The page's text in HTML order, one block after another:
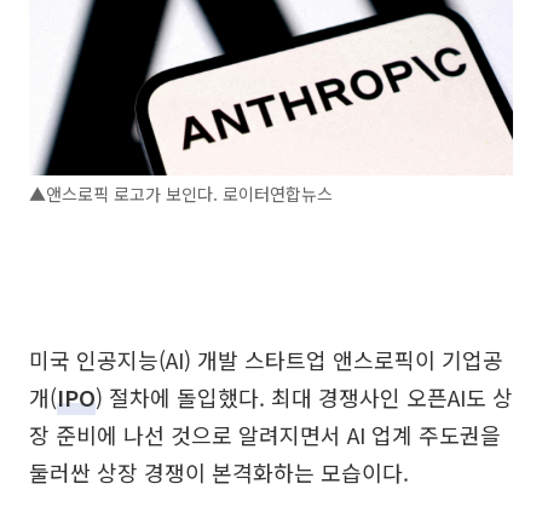
▲앤스로픽 로고가 보인다. 로이터연합뉴스
미국 인공지능(AI) 개발 스타트업 앤스로픽이 기업공
개(IPO) 절차에 돌입했다. 최대 경쟁사인 오픈AI도 상
장 준비에 나선 것으로 알려지면서 AI 업계 주도권을
둘러싼 상장 경쟁이 본격화하는 모습이다.